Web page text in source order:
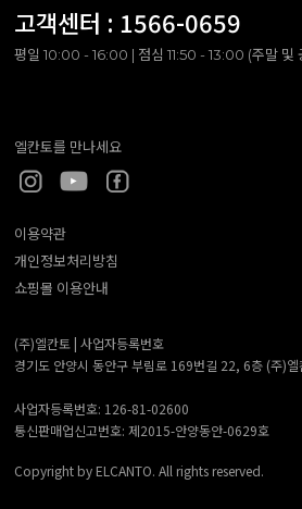
고객센터 : 1566-0659
평일 10:00 - 16:00 | 점심 11:50 - 13:00 (주말 및
엘칸토를 만나세요
이용약관
개인정보처리방침
쇼핑몰 이용안내
(주)엘칸토 | 사업자등록번호
경기도 안양시 동안구 부림로 169번길 22, 6층 (주)엘
사업자등록번호: 126-81-02600
통신판매업신고번호: 제2015-안양동안-0629호
Copyright by ELCANTO. All rights reserved.